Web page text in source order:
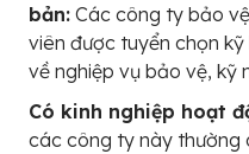
bản: Các công ty bảo
viên được tuyển chọn
về nghiệp vụ bảo vệ, kỹ
Có kinh nghiệp hoạt
các công ty này thường